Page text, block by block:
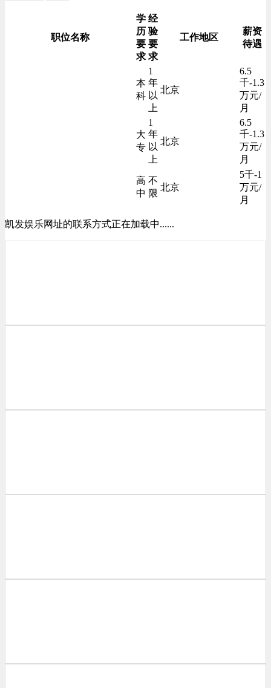
职位名称
学
历
要
求
经
验
要
求
工作地区
薪资
待遇
本
科
1
年
以
上
北京
6.5
千-1.3
万元/
月
大
专
1
年
以
上
北京
6.5
千-1.3
万元/
月
高
中
不
限
北京
5千-1
万元/
月
凯发娱乐网址的联系方式正在加载中......